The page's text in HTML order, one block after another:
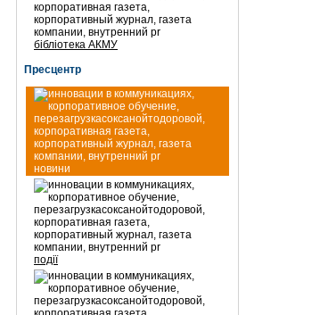
бібліотека АКМУ
Пресцентр
новини
події